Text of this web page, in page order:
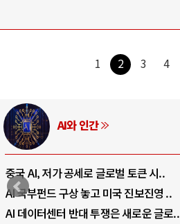
1 2 3 4
AI와 인간
중국 AI, 저가 공세로 글로벌 토큰 시..
AI 국부펀드 구상 놓고 미국 진보진영 ..
AI 데이터센터 반대 투쟁은 새로운 글로..